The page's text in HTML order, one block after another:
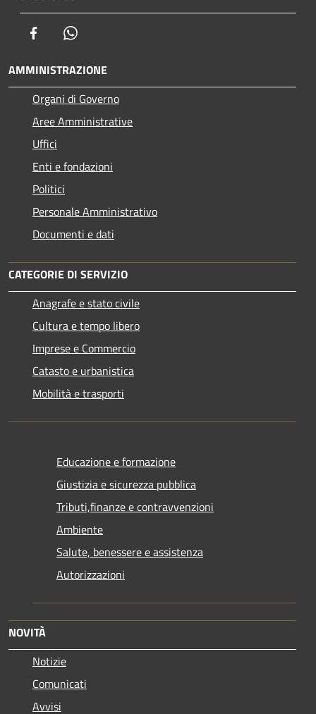
Facebook
AMMINISTRAZIONE
Organi di Governo
Aree Amministrative
Uffici
Enti e fondazioni
Politici
Personale Amministrativo
Documenti e dati
CATEGORIE DI SERVIZIO
Anagrafe e stato civile
Cultura e tempo libero
Imprese e Commercio
Catasto e urbanistica
Mobilità e trasporti
Educazione e formazione
Giustizia e sicurezza pubblica
Tributi,finanze e contravvenzioni
Ambiente
Salute, benessere e assistenza
Autorizzazioni
NOVITÀ
Notizie
Comunicati
Avvisi